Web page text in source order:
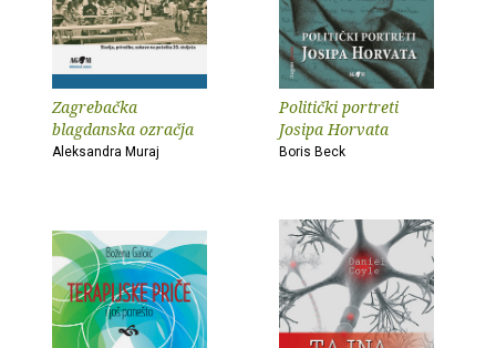
Zagrebačka
blagdanska ozračja
Aleksandra Muraj
Politički portreti
Josipa Horvata
Boris Beck